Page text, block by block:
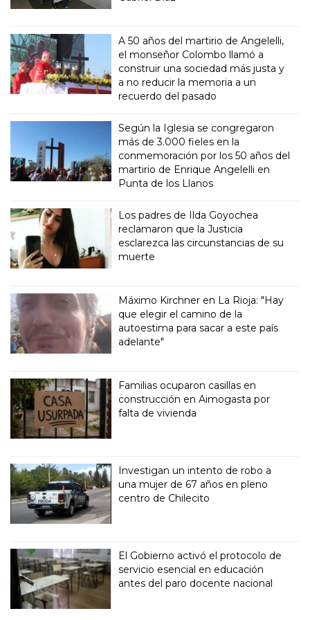
A 50 años del martirio de Angelelli,
el monseñor Colombo llamó a
construir una sociedad más justa y
a no reducir la memoria a un
recuerdo del pasado
Según la Iglesia se congregaron
más de 3.000 fieles en la
conmemoración por los 50 años del
martirio de Enrique Angelelli en
Punta de los Llanos
Los padres de Ilda Goyochea
reclamaron que la Justicia
esclarezca las circunstancias de su
muerte
Máximo Kirchner en La Rioja: "Hay
que elegir el camino de la
autoestima para sacar a este país
adelante"
Familias ocuparon casillas en
construcción en Aimogasta por
falta de vivienda
Investigan un intento de robo a
una mujer de 67 años en pleno
centro de Chilecito
El Gobierno activó el protocolo de
servicio esencial en educación
antes del paro docente nacional